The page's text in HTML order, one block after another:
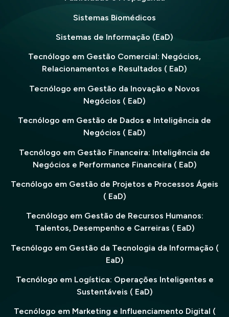
Sistemas Biomédicos
Sistemas de Informação (EaD)
Tecnólogo em Gestão Comercial: Negócios,
Relacionamentos e Resultados ( EaD)
Tecnólogo em Gestão da Inovação e Novos
Negócios ( EaD)
Tecnólogo em Gestão de Dados e Inteligência de
Negócios ( EaD)
Tecnólogo em Gestão Financeira: Inteligência de
Negócios e Performance Financeira ( EaD)
Tecnólogo em Gestão de Projetos e Processos Ágeis
( EaD)
Tecnólogo em Gestão de Recursos Humanos:
Talentos, Desempenho e Carreiras ( EaD)
Tecnólogo em Gestão da Tecnologia da Informação (
EaD)
Tecnólogo em Logística: Operações Inteligentes e
Sustentáveis ( EaD)
Tecnólogo em Marketing e Influenciamento Digital (